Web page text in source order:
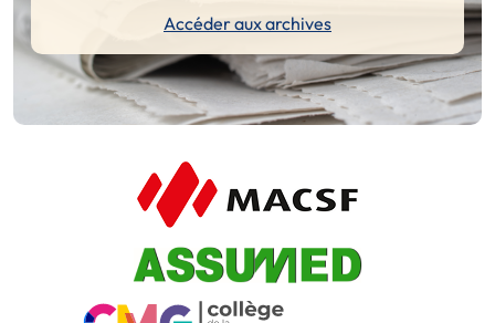
Accéder aux archives